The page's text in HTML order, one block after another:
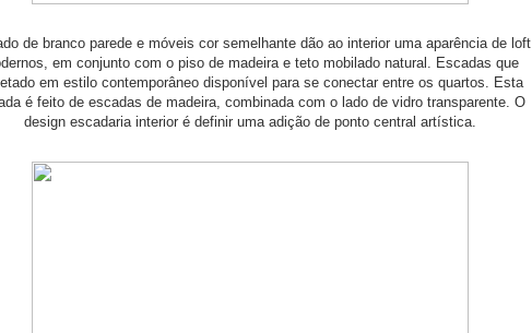
de branco parede e móveis cor semelhante dão ao interior uma aparência de loft
em conjunto com o piso de madeira e teto mobilado natural. Escadas que
em estilo contemporâneo disponível para se conectar entre os quartos. Esta
é feito de escadas de madeira, combinada com o lado de vidro transparente. O
design escadaria interior é definir uma adição de ponto central artística.